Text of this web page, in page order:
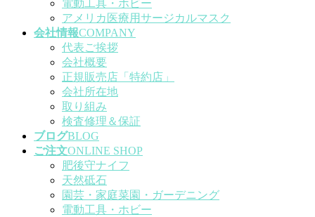
電動工具・ホビー
アメリカ医療用サージカルマスク
会社情報COMPANY
代表ご挨拶
会社概要
正規販売店「特約店」
会社所在地
取り組み
検査修理＆保証
ブログBLOG
ご注文ONLINE SHOP
肥後守ナイフ
天然砥石
園芸・家庭菜園・ガーデニング
電動工具・ホビー